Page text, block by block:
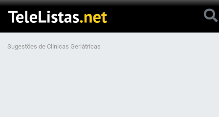
Sugestões de Clínicas Geriátricas